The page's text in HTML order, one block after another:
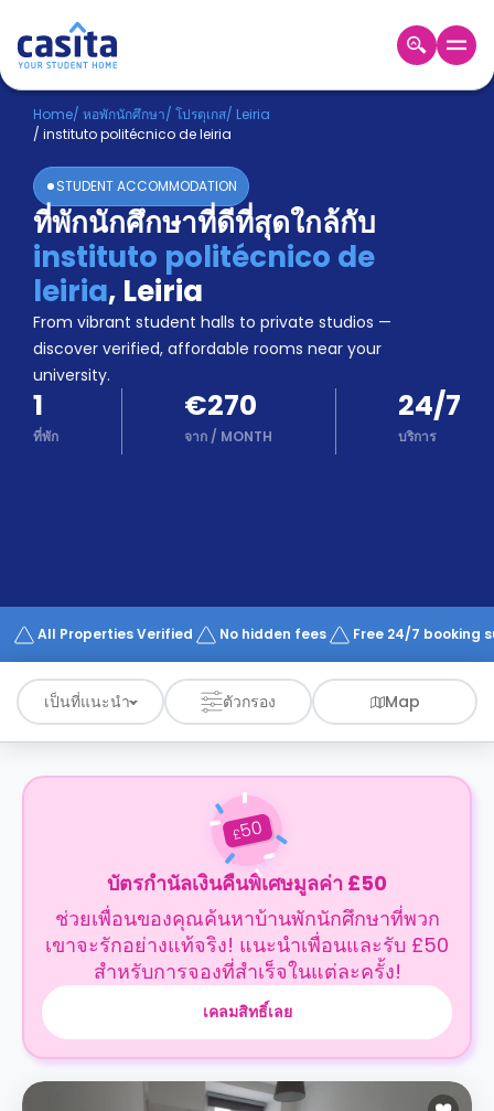
Home TH EUR
เข้าสู่
ระบบ
Booking
Accommodation
About
us
Blog
Refer
And
Earn
Become
A
Partner
Help
Works
Home/ หอพักนักศึกษา/ โปรตุเกส/ Leiria
/ instituto politécnico de leiria
STUDENT ACCOMMODATION
ที่พักนักศึกษาที่ดีที่สุดใกล้กับ
instituto politécnico de
leiria, Leiria
From vibrant student halls to private studios —
discover verified, affordable rooms near your
university.
1
ที่พัก
€270
จาก / MONTH
24/7
บริการ
All Properties Verified No hidden fees Free 24/7 booking
เป็นที่แนะนำ ตัวกรอง Map
£50
บัตรกำนัลเงินคืนพิเศษมูลค่า £50
ช่วยเพื่อนของคุณค้นหาบ้านพักนักศึกษาที่พวก
เขาจะรักอย่างแท้จริง! แนะนำเพื่อนและรับ £50
สำหรับการจองที่สำเร็จในแต่ละครั้ง!
เคลมสิทธิ์เลย